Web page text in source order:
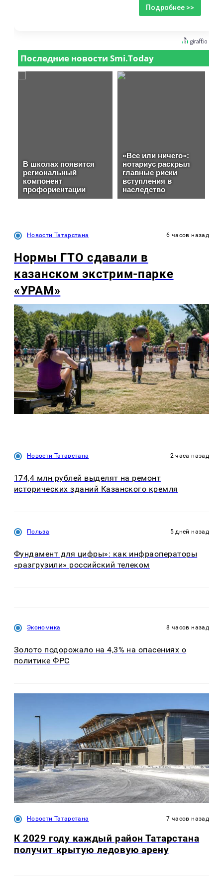
Подробнее >>
Новости Татарстана 6 часов назад
Нормы ГТО сдавали в
казанском экстрим-парке
«УРАМ»
Новости Татарстана 2 часа назад
174,4 млн рублей выделят на ремонт
исторических зданий Казанского кремля
Польза 5 дней назад
Фундамент для цифры»: как инфраоператоры
«разгрузили» российский телеком
Экономика 8 часов назад
Золото подорожало на 4,3% на опасениях о
политике ФРС
Новости Татарстана 7 часов назад
К 2029 году каждый район Татарстана
получит крытую ледовую арену